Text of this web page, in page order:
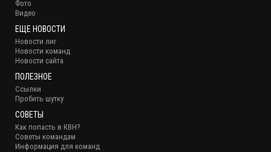
Фото
Видео
ЕЩЕ НОВОСТИ
Новости лиг
Новости команд
Новости сайта
ПОЛЕЗНОЕ
Ссылки
Пробить шутку
СОВЕТЫ
Как попасть в КВН?
Советы командам
Информация для команд